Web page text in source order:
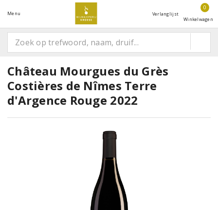
Menu Verlanglijst
0
Winkelwagen
Château Mourgues du Grès
Costières de Nîmes Terre
d'Argence Rouge 2022